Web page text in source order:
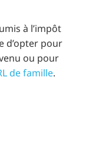
à l’impôt
d’opter pour
ou pour
de famille.